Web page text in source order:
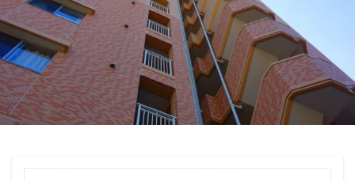
dentou kouhou
dentou
denshi shomei
denki onsuiki
denki koujishi
Denki
demado
dcf
daikibosyuuzen
chumon jyutaku
daihyoushain
CYUKAI TESURYO
cylinder jou
CS
ばいかいけいやく
べた基礎
ほんま
ほようしょ
ほすてる
ほしょうにん
ほしょうきん
ぺんだんとらいと
ぺっと
ぺあがらす
べっそう
べたきそ
ふらっと35
へんどうきんりがた
へきしん
ぶんぴつ
ぶんじょうちんたい
ぶんじょう